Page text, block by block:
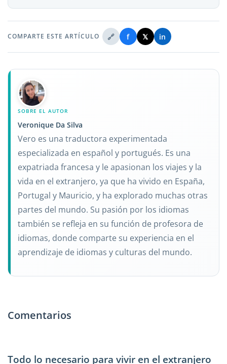
COMPARTE ESTE ARTÍCULO 🔗 f 𝕏 in
SOBRE EL AUTOR
Veronique Da Silva
Vero es una traductora experimentada
especializada en español y portugués. Es una
expatriada francesa y le apasionan los viajes y la
vida en el extranjero, ya que ha vivido en España,
Portugal y Mauricio, y ha explorado muchas otras
partes del mundo. Su pasión por los idiomas
también se refleja en su función de profesora de
idiomas, donde comparte su experiencia en el
aprendizaje de idiomas y culturas del mundo.
Comentarios
Todo lo necesario para vivir en el extranjero